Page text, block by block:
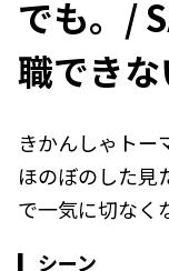
でも。/
職できな
きかんしゃトー
ほのぼのした見
で一気に切なく
▎シーン